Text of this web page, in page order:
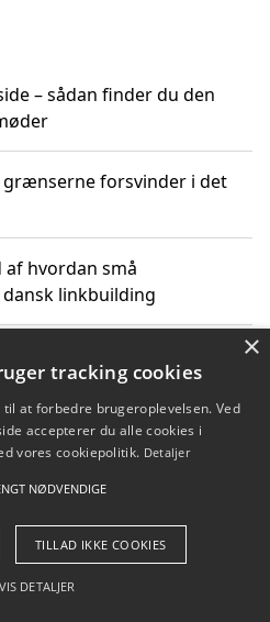
– sådan finder du den
grænserne forsvinder i det
hvordan små
linkbuilding
ekspert og vælg den
din løsning
- Pilanto Aps
×
tracking cookies
at forbedre brugeroplevelsen. Ved
accepterer du alle cookies i
vores cookiepolitik. Detaljer
NØDVENDIGE
TILLAD IKKE COOKIES
VIS DETALJER